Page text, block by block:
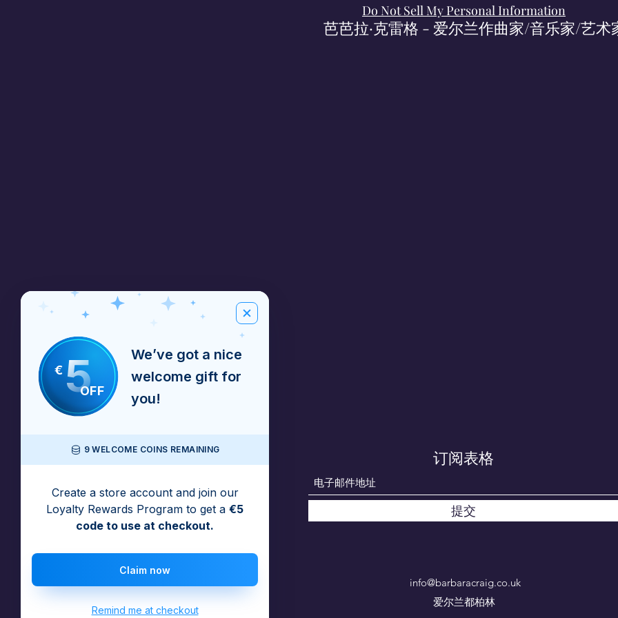
芭芭拉·克雷格 - 爱尔兰作曲家/音乐家/艺术
Do Not Sell My Personal Information
订阅表格
提交
info@barbaracraig.co.uk
爱尔兰都柏林
€5OFF
We’ve got a nice
welcome gift for
you!
9 WELCOME COINS REMAINING
Create a store account and join our
Loyalty Rewards Program to get a €5
code to use at checkout.
Claim now
Remind me at checkout